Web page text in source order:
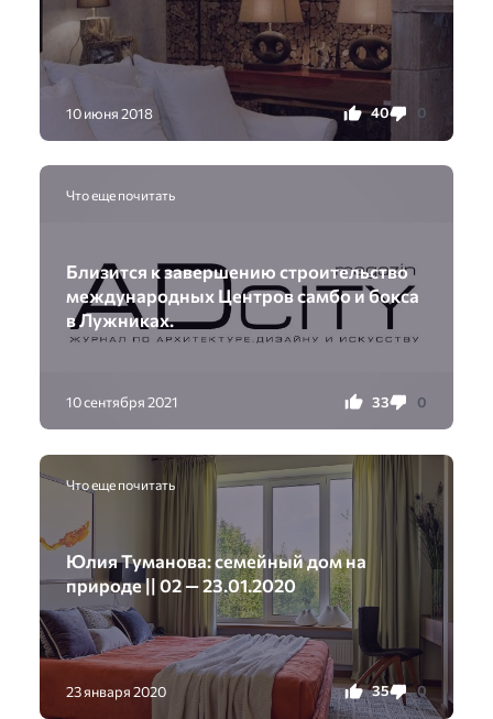
10 июня 2018 40 0
Что еще почитать
Близится к завершению строительство
международных Центров самбо и бокса
в Лужниках.
10 сентября 2021 33 0
Что еще почитать
Юлия Туманова: семейный дом на
природе || 02 — 23.01.2020
23 января 2020 35 0